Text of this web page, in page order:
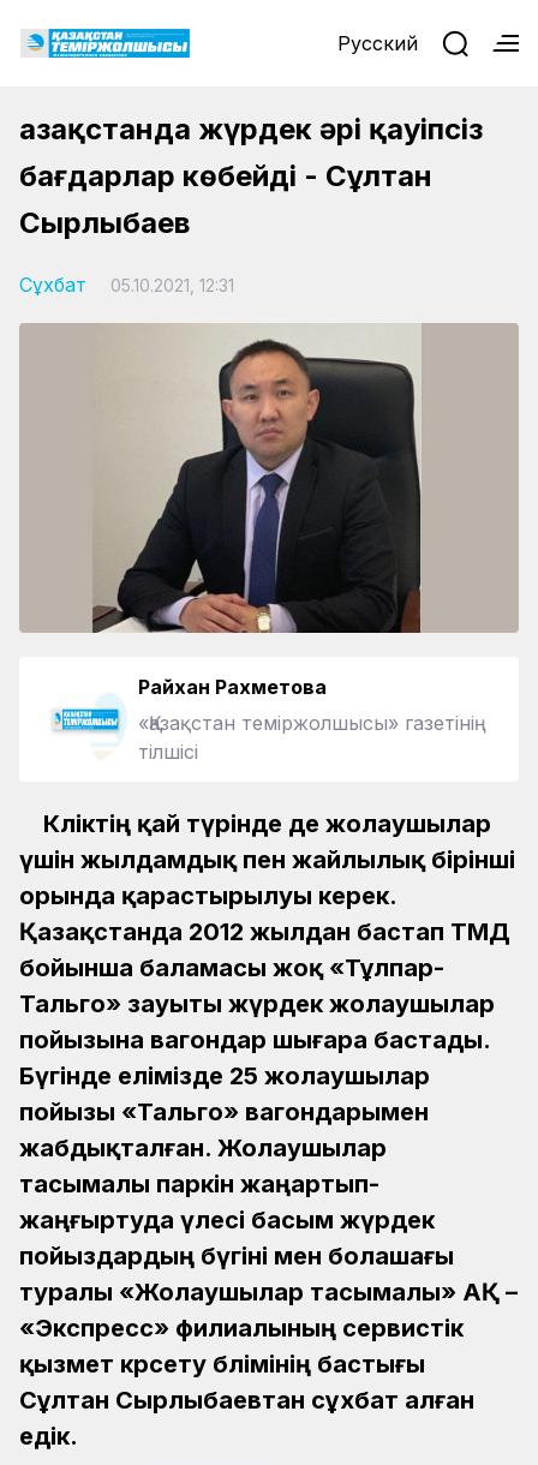
Русский
Қазақстанда жүрдек әрі қауіпсіз
бағдарлар көбейді - Сұлтан
Сырлыбаев
Сұхбат 05.10.2021, 12:31
Райхан Рахметова
«Қазақстан теміржолшысы» газетінің
тілшісі
Көліктің қай түрінде де жолаушылар
үшін жылдамдық пен жайлылық бірінші
орында қарастырылуы керек.
Қазақстанда 2012 жылдан бастап ТМД
бойынша баламасы жоқ «Тұлпар-
Тальго» зауыты жүрдек жолаушылар
пойызына вагондар шығара бастады.
Бүгінде елімізде 25 жолаушылар
пойызы «Тальго» вагондарымен
жабдықталған. Жолаушылар
тасымалы паркін жаңартып-
жаңғыртуда үлесі басым жүрдек
пойыздардың бүгіні мен болашағы
туралы «Жолаушылар тасымалы» АҚ –
«Экспресс» филиалының сервистік
қызмет көрсету бөлімінің бастығы
Сұлтан Сырлыбаевтан сұхбат алған
едік.